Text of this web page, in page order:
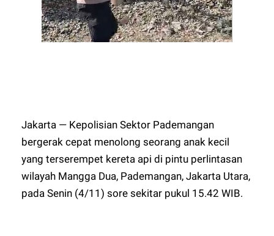
Jakarta — Kepolisian Sektor Pademangan
bergerak cepat menolong seorang anak kecil
yang terserempet kereta api di pintu perlintasan
wilayah Mangga Dua, Pademangan, Jakarta Utara,
pada Senin (4/11) sore sekitar pukul 15.42 WIB.